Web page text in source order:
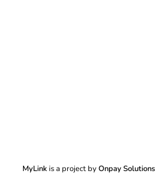
MyLink is a project byOnpay